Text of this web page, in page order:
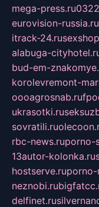
mega-press.ru
eurovision-russia.ru
itrack-24.ru
alabuga-
bud-em-
korolevremont-
oooagrosnab.ru
ukrasotki.ru
sovratili.ru
rbc-news.ruporno-
13autor-kolonka.ru
hostserve.ruporno-
neznobi.ru
delfinet.ru